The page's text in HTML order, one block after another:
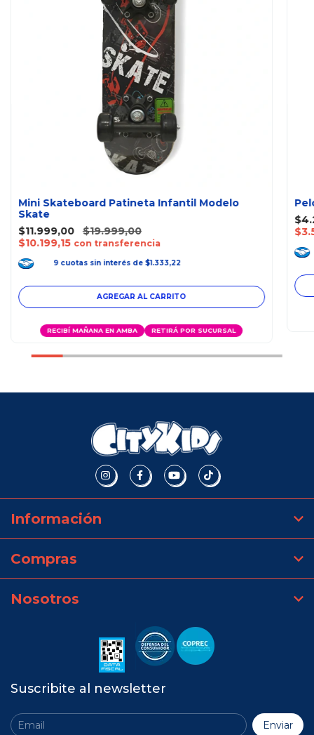
Mini Skateboard Patineta Infantil Modelo
Skate
$11.999,00
$19.999,00
$10.199,15 con transferencia
9 cuotas sin interés de $1.333,22
RECIBÍ MAÑANA EN AMBA RETIRÁ POR SUCURSAL
Información
Compras
Nosotros
Suscribite al newsletter